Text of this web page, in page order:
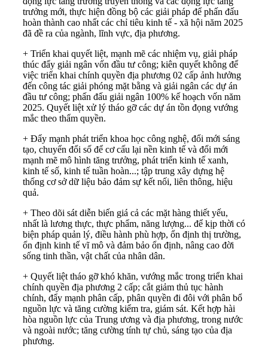
trưởng mới, thực hiện đồng bộ các giải pháp để phấn đấu
hoàn thành cao nhất các chỉ tiêu kinh tế - xã hội năm 2025
đã đề ra của ngành, lĩnh vực, địa phương.
+ Triển khai quyết liệt, mạnh mẽ các nhiệm vụ, giải pháp
thúc đẩy giải ngân vốn đầu tư công; kiên quyết không để
việc triển khai chính quyền địa phương 02 cấp ảnh hưởng
đến công tác giải phóng mặt bằng và giải ngân các dự án
đầu tư công; phấn đấu giải ngân 100% kế hoạch vốn năm
2025. Quyết liệt xử lý tháo gỡ các dự án tồn đọng vướng
mắc theo thẩm quyền.
+ Đẩy mạnh phát triển khoa học công nghệ, đổi mới sáng
tạo, chuyển đổi số để cơ cấu lại nền kinh tế và đổi mới
mạnh mẽ mô hình tăng trưởng, phát triển kinh tế xanh,
kinh tế số, kinh tế tuần hoàn...; tập trung xây dựng hệ
thống cơ sở dữ liệu bảo đảm sự kết nối, liên thông, hiệu
quả.
+ Theo dõi sát diễn biến giá cả các mặt hàng thiết yếu,
nhất là lương thực, thực phẩm, năng lượng... để kịp thời có
biện pháp quản lý, điều hành phù hợp, ổn định thị trường,
ổn định kinh tế vĩ mô và đảm bảo ổn định, nâng cao đời
sống tinh thần, vật chất của nhân dân.
+ Quyết liệt tháo gỡ khó khăn, vướng mắc trong triển khai
chính quyền địa phương 2 cấp; cắt giảm thủ tục hành
chính, đẩy mạnh phân cấp, phân quyền đi đôi với phân bổ
nguồn lực và tăng cường kiểm tra, giám sát. Kết hợp hài
hòa nguồn lực của Trung ương và địa phương, trong nước
và ngoài nước; tăng cường tính tự chủ, sáng tạo của địa
phương.